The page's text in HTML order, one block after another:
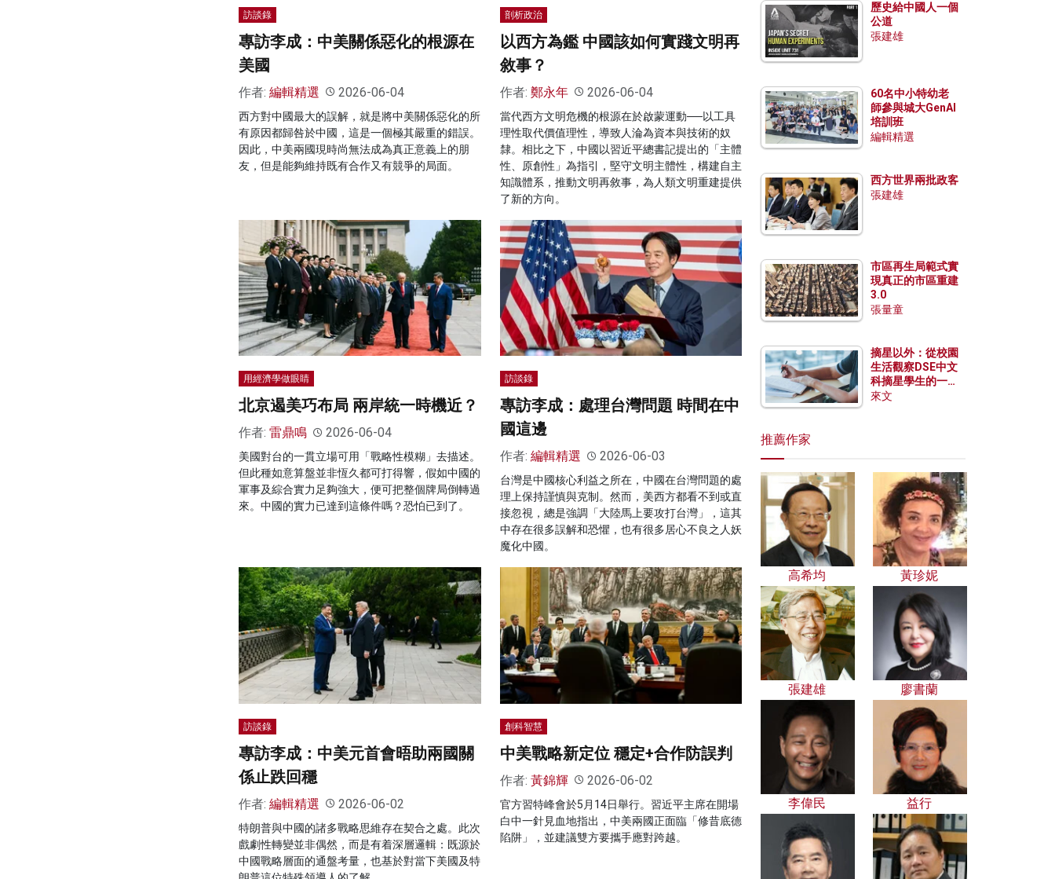
訪談錄
專訪李成：中美關係惡化的根源在
美國
作者: 編輯精選 2026-06-04
西方對中國最大的誤解，就是將中美關係惡化的所
有原因都歸咎於中國，這是一個極其嚴重的錯誤。
因此，中美兩國現時尚無法成為真正意義上的朋
友，但是能夠維持既有合作又有競爭的局面。
剖析政治
以西方為鑑 中國該如何實踐文明再
敘事？
作者: 鄭永年 2026-06-04
當代西方文明危機的根源在於啟蒙運動──以工具
理性取代價值理性，導致人淪為資本與技術的奴
隸。相比之下，中國以習近平總書記提出的「主體
性、原創性」為指引，堅守文明主體性，構建自主
知識體系，推動文明再敘事，為人類文明重建提供
了新的方向。
用經濟學做眼睛
北京遏美巧布局 兩岸統一時機近？
作者: 雷鼎鳴 2026-06-04
美國對台的一貫立場可用「戰略性模糊」去描述。
但此種如意算盤並非恆久都可打得響，假如中國的
軍事及綜合實力足夠強大，便可把整個牌局倒轉過
來。中國的實力已達到這條件嗎？恐怕已到了。
訪談錄
專訪李成：處理台灣問題 時間在中
國這邊
作者: 編輯精選 2026-06-03
台灣是中國核心利益之所在，中國在台灣問題的處
理上保持謹慎與克制。然而，美西方都看不到或直
接忽視，總是強調「大陸馬上要攻打台灣」，這其
中存在很多誤解和恐懼，也有很多居心不良之人妖
魔化中國。
訪談錄
專訪李成：中美元首會晤助兩國關
係止跌回穩
作者: 編輯精選 2026-06-02
特朗普與中國的諸多戰略思維存在契合之處。此次
戲劇性轉變並非偶然，而是有着深層邏輯：既源於
中國戰略層面的通盤考量，也基於對當下美國及特
創科智慧
中美戰略新定位 穩定+合作防誤判
作者: 黃錦輝 2026-06-02
官方習特峰會於5月14日舉行。習近平主席在開場
白中一針見血地指出，中美兩國正面臨「修昔底德
陷阱」，並建議雙方要攜手應對跨越。
歷史給中國人一個
公道
張建雄
60名中小特幼老
師參與城大GenAI
培訓班
編輯精選
西方世界兩批政客
張建雄
市區再生局範式實
現真正的市區重建
3.0
張量童
摘星以外：從校園
生活觀察DSE中文
科摘星學生的一點
特質
來文
推薦作家
高希均 黃珍妮
張建雄 廖書蘭
李偉民 益行